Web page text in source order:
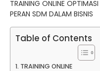
TRAINING ONLINE OPTIMASI
PERAN SDM DALAM BISNIS
Table of Contents
TRAINING ONLINE